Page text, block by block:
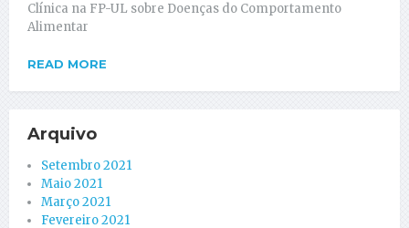
Clínica na FP-UL sobre Doenças do Comportamento
Alimentar
READ MORE
Arquivo
Setembro 2021
Maio 2021
Março 2021
Fevereiro 2021